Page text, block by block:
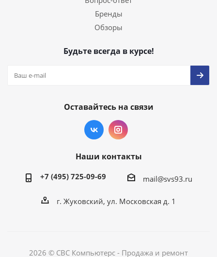
Бренды
Обзоры
Будьте всегда в курсе!
Оставайтесь на связи
Наши контакты
+7 (495) 725-09-69 mail@svs93.ru
г. Жуковский, ул. Московская д. 1
2026 © СВС Компьютерс - Продажа и ремонт